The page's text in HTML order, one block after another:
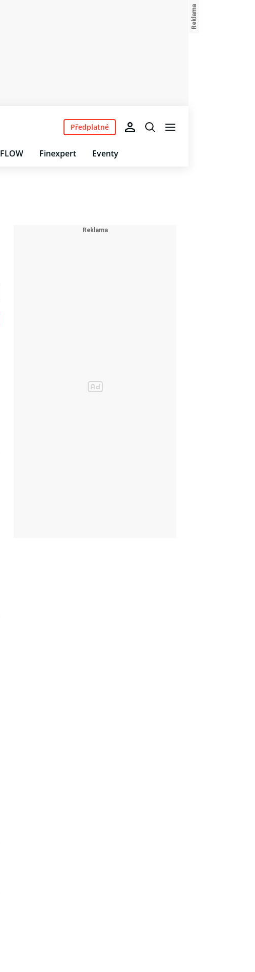
FLOW Finexpert Eventy
Předplatné